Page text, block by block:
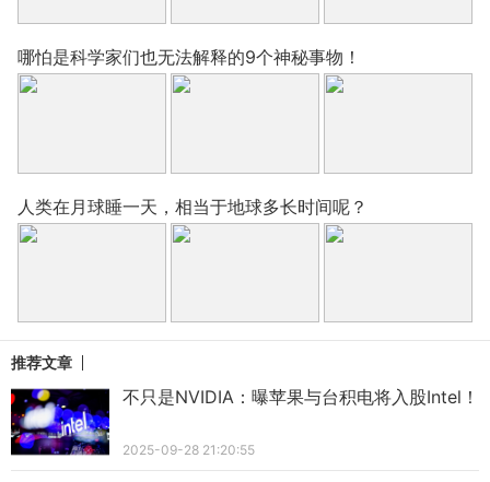
哪怕是科学家们也无法解释的9个神秘事物！
人类在月球睡一天，相当于地球多长时间呢？
推荐文章
不只是NVIDIA：曝苹果与台积电将入股Intel！
2025-09-28 21:20:55